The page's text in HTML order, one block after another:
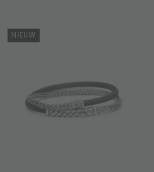
NIEUW